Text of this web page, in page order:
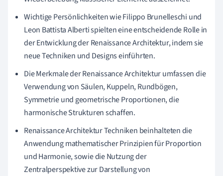
Wichtige Persönlichkeiten wie Filippo Brunelleschi und
Leon Battista Alberti spielten eine entscheidende Rolle in
der Entwicklung der Renaissance Architektur, indem sie
neue Techniken und Designs einführten.
Die Merkmale der Renaissance Architektur umfassen die
Verwendung von Säulen, Kuppeln, Rundbögen,
Symmetrie und geometrische Proportionen, die
harmonische Strukturen schaffen.
Renaissance Architektur Techniken beinhalteten die
Anwendung mathematischer Prinzipien für Proportion
und Harmonie, sowie die Nutzung der
Zentralperspektive zur Darstellung von